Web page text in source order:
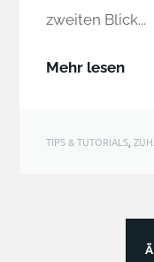
zweiten Blick...
Mehr lesen
TIPS & TUTORIALS ,